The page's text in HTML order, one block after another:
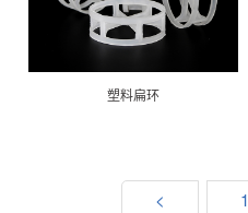
塑料扁环
< 1